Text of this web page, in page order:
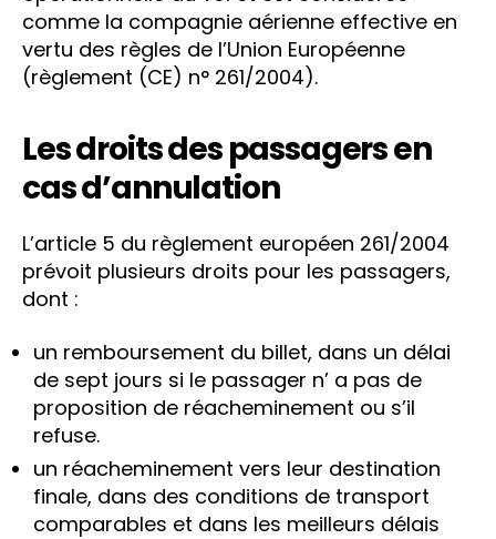
comme la compagnie aérienne effective en
vertu des règles de l’Union Européenne
(règlement (CE) n° 261/2004).
Les droits des passagers en
cas d’annulation
L’article 5 du règlement européen 261/2004
prévoit plusieurs droits pour les passagers,
dont :
un remboursement du billet, dans un délai
de sept jours si le passager n’ a pas de
proposition de réacheminement ou s’il
refuse.
un réacheminement vers leur destination
finale, dans des conditions de transport
comparables et dans les meilleurs délais